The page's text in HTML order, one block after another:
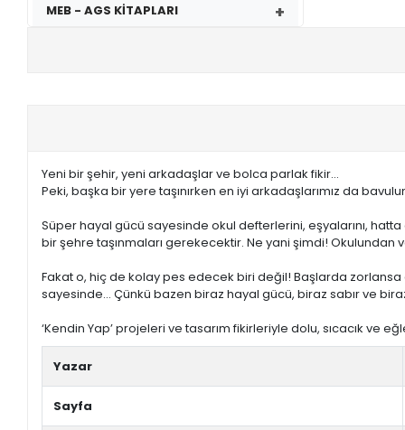
MEB - AGS KİTAPLARI +
YDS - YÖKDİL HAZIRLIK KİTAPLARI +
ASKERİ LİSE - PMYO KİTAPLARI
DHBT HAZIRLIK KİTAPLARI
GYS HAZIRLIK KİTAPLARI
SPK HAZIRLIK KİTAPLARI
Yeni bir şehir, yeni arkadaşlar ve bolca parlak fikir…
Peki, başka bir yere taşınırken en iyi arkadaşlarımız da
Süper hayal gücü sayesinde okul defterlerini, eşyalarını,
bir şehre taşınmaları gerekecektir. Ne yani şimdi!
Fakat o, hiç de kolay pes edecek biri değil! Başlarda
sayesinde… Çünkü bazen biraz hayal gücü, biraz sabır ve
‘Kendin Yap’ projeleri ve tasarım fikirleriyle dolu, sıcacık ve
Yazar
Sayfa